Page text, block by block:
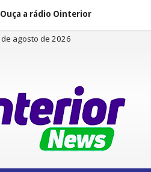
Ouça a rádio Ointerior